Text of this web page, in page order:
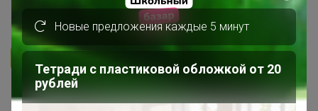
4.8K 47.9K 4.4K 10
Ответить
1 2 3
Новые предложения каждые 5 минут
Тетради с пластиковой обложкой от 20
рублей